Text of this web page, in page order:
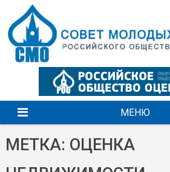
Перейти
содержимому
МЕНЮ
МЕТКА: ОЦЕНКА